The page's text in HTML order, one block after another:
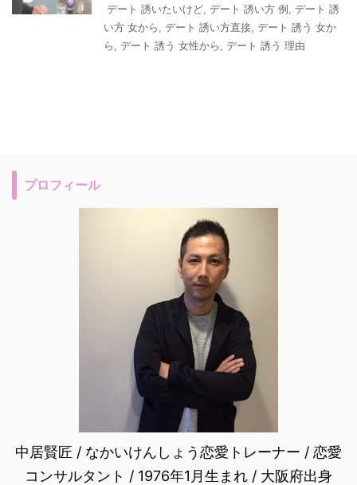
デート 誘いたいけど デート 誘い方 例 デート 誘
い方 女から
デート 誘い方直接 デート 誘う 女か
ら
デート 誘う 女性から デート 誘う 理由
プロフィール
中居賢匠 / なかいけんしょう恋愛トレーナー / 恋愛
コンサルタント / 1976年1月生まれ / 大阪府出身